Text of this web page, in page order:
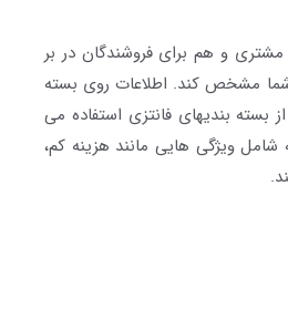
و هم برای فروشندگان در بر
شما مشخص کند. اطلاعات روی بسته
بندیهای فانتزی استفاده می
شامل ویژگی هایی مانند هزینه کم،